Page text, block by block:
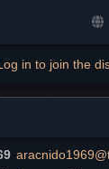
in to join the